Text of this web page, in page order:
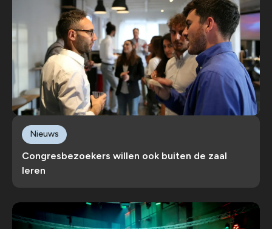
Congresbezoekers willen ook buiten de zaal
leren
Nieuws